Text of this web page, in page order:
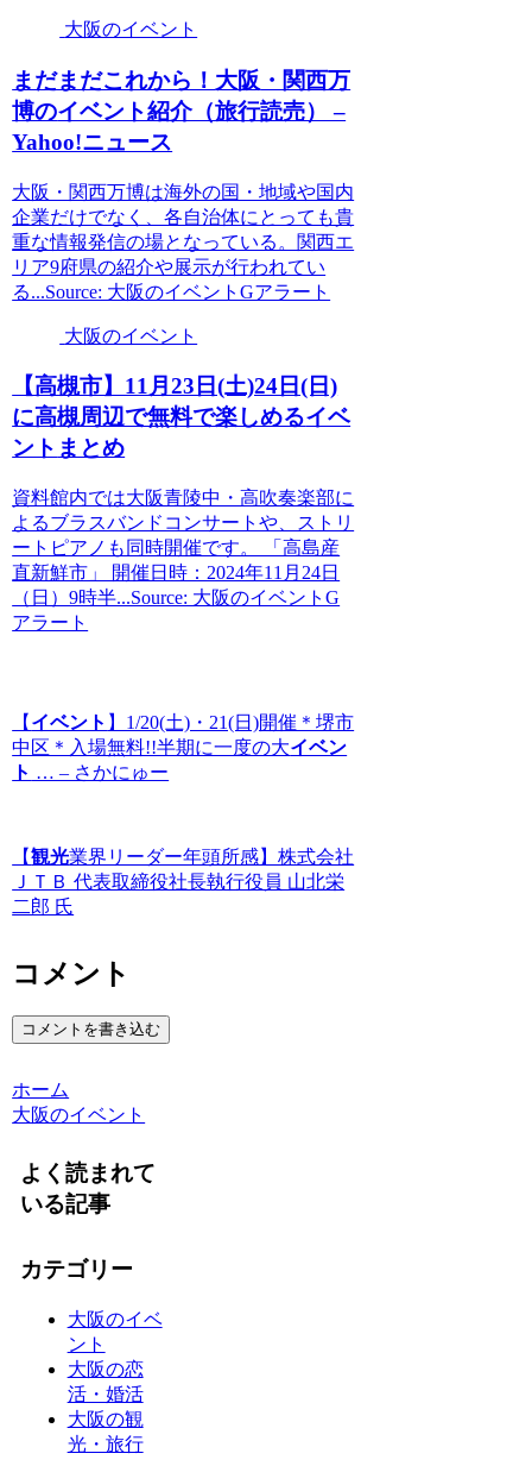
大阪のイベント
まだまだこれから！ 大阪 ・関西万
博のイベント紹介（旅行読売） –
Yahoo!ニュース
大阪・関西万博は海外の国・地域や国内
企業だけでなく、各自治体にとっても貴
重な情報発信の場となっている。関西エ
リア9府県の紹介や展示が行われてい
る...Source: 大阪のイベントGアラート
大阪のイベント
【高槻市】11月23日(土)24日(日)
に高槻周辺で無料で楽しめるイベ
ント まとめ
資料館内では大阪青陵中・高吹奏楽部に
よるブラスバンドコンサートや、ストリ
ートピアノも同時開催です。 「高島産
直新鮮市」 開催日時：2024年11月24日
（日）9時半...Source: 大阪のイベントG
アラート
【 イベント 】1/20(土)・21(日)開催＊堺市
中区＊入場無料!!半期に一度の大イベン
ト … – さかにゅー
【観光業界リーダー年頭所感】株式会社
ＪＴＢ 代表取締役社長執行役員 山北栄
二郎 氏
コメント
コメントを書き込む
ホーム
大阪のイベント
よく読まれて
いる記事
カテゴリー
大阪のイベ
ント
大阪の恋
活・婚活
大阪の観
光・旅行